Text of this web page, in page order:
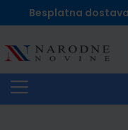
Besplatna